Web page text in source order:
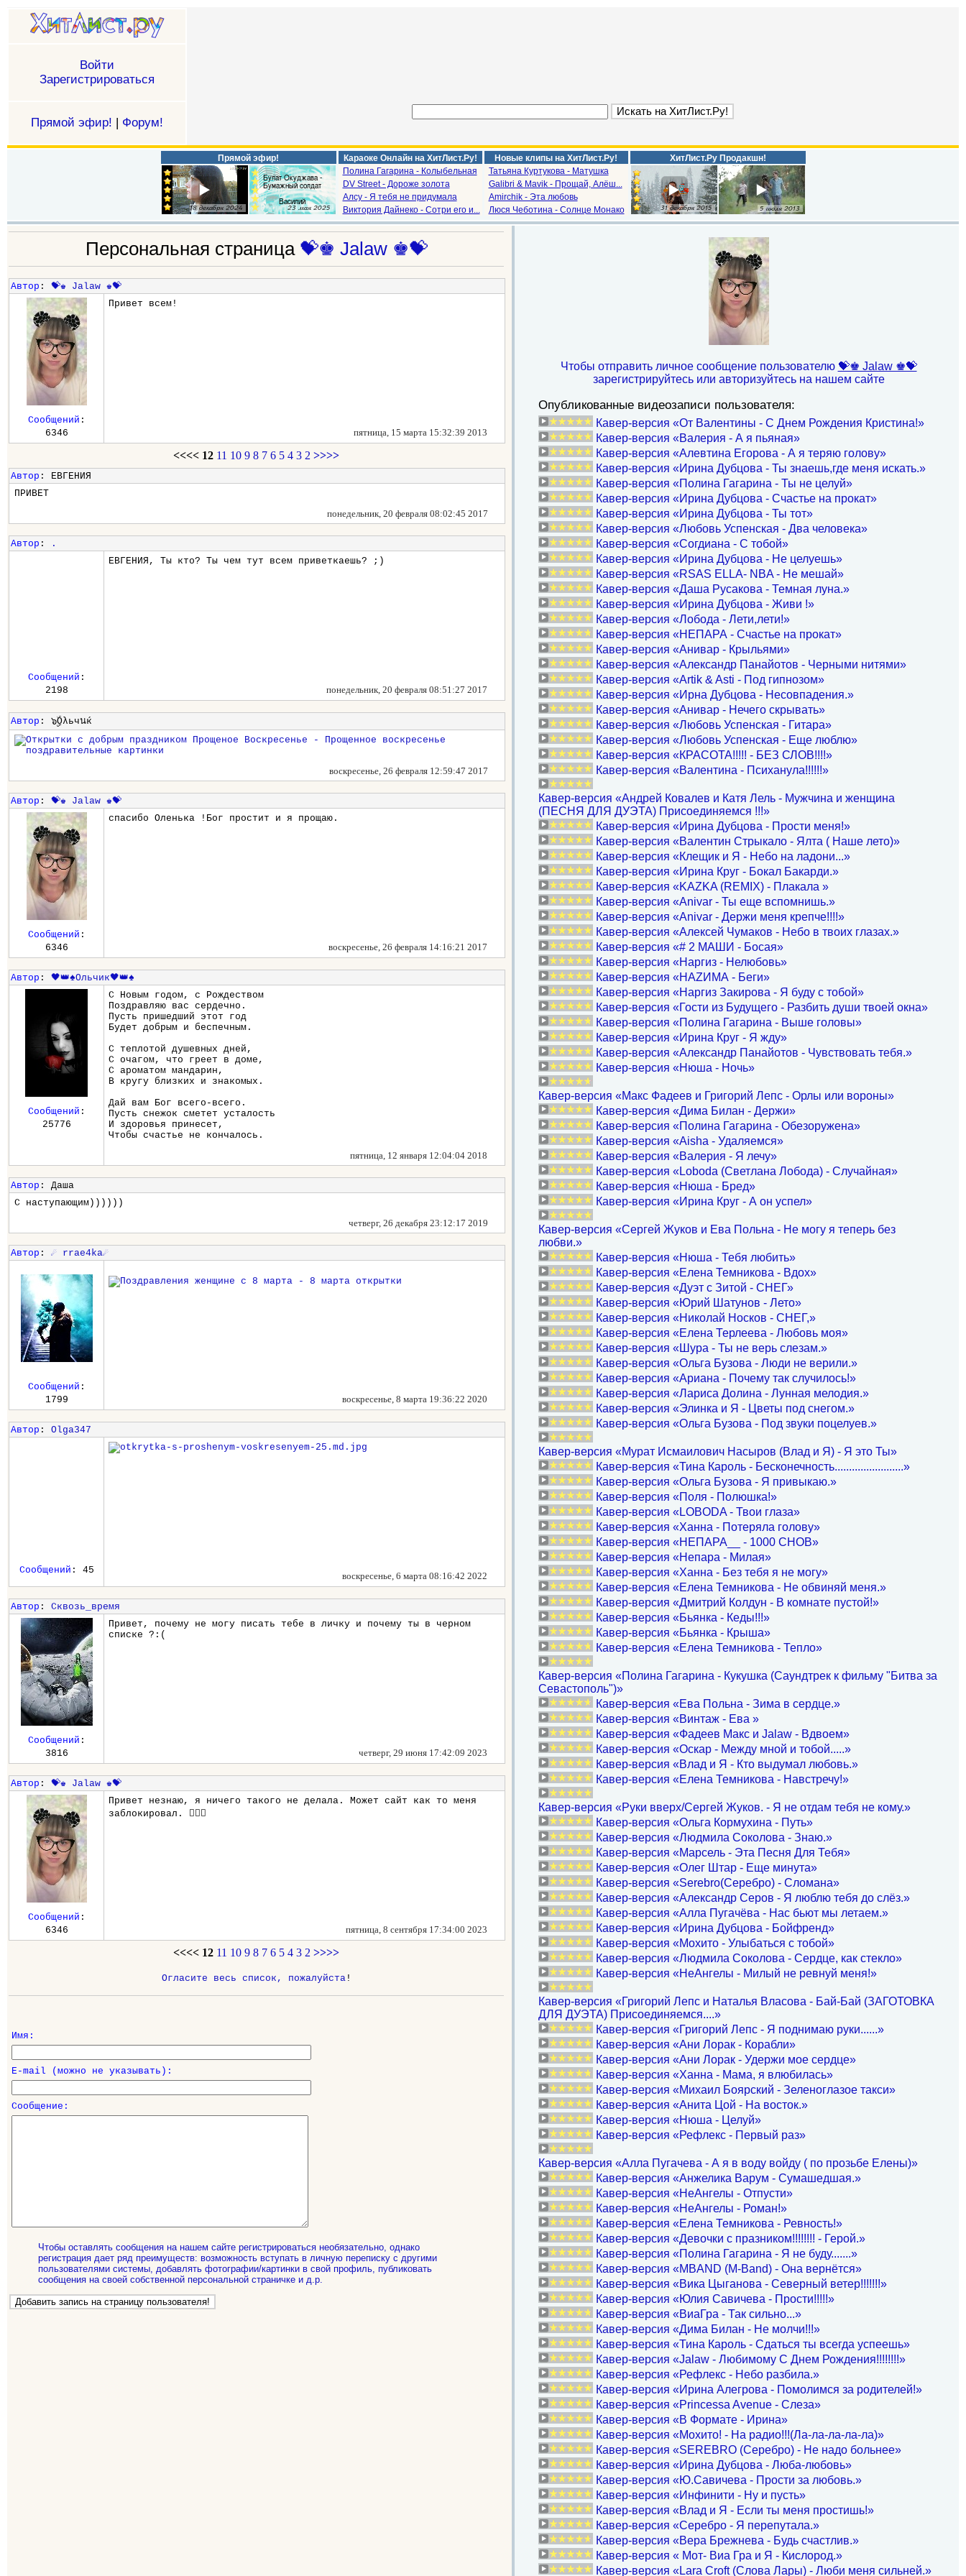
Войти
Зарегистрироваться
Прямой эфир! | Форум!
Прямой эфир!
Караоке Онлайн на ХитЛист.Ру!
Полина Гагарина - Колыбельная
DV Street - Дороже золота
Алсу - Я тебя не придумала
Виктория Дайнеко - Сотри его и...
Новые клипы на ХитЛист.Ру!
Татьяна Куртукова - Матушка
Galibri & Mavik - Прощай, Алёш...
Amirchik - Эта любовь
Люся Чеботина - Солнце Монако
ХитЛист.Ру Продакшн!
Персональная страница 💝♚ Jalaw ♚💝
Автор :💝♚ Jalaw ♚💝
Привет всем!
пятница, 15 марта 15:32:39 2013
Сообщений :
6346
<<<< 12 11 10 9 8 7 6 5 4 3 2 >>>>
Автор : ЕВГЕНИЯ
ПРИВЕТ
понедельник, 20 февраля 08:02:45 2017
Автор :
.
ЕВГЕНИЯ, Ты кто? Ты чем тут всем приветкаешь? ;)
понедельник, 20 февраля 08:51:27 2017
Сообщений :
2198
Автор : ๖ۣۣۜОλьчนќ
воскресенье, 26 февраля 12:59:47 2017
Автор :💝♚ Jalaw ♚💝
спасибо Оленька !Бог простит и я прощаю.
воскресенье, 26 февраля 14:16:21 2017
Сообщений :
6346
Автор :🖤👑♠️Ольчик🖤👑♠️
С Новым годом, с Рождеством
Поздравляю вас сердечно.
Пусть пришедший этот год
Будет добрым и беспечным.
С теплотой душевных дней,
С очагом, что греет в доме,
С ароматом мандарин,
В кругу близких и знакомых.
Дай вам Бог всего-всего.
Пусть снежок сметет усталость
И здоровья принесет,
Чтобы счастье не кончалось.
пятница, 12 января 12:04:04 2018
Сообщений :
25776
Автор : Даша
С наступающим))))))
четверг, 26 декабря 23:12:17 2019
Автор :☄ rrae4ka☄
воскресенье, 8 марта 19:36:22 2020
Сообщений :
1799
Автор :Olga347
воскресенье, 6 марта 08:16:42 2022
Сообщений : 45
Автор :Сквозь_время
Привет, почему не могу писать тебе в личку и почему ты в черном
списке ?:(
четверг, 29 июня 17:42:09 2023
Сообщений :
3816
Автор :💝♚ Jalaw ♚💝
Привет незнаю, я ничего такого не делала. Может сайт как то меня
заблокировал. 🤷🏻‍♀️
пятница, 8 сентября 17:34:00 2023
Сообщений :
6346
<<<< 12 11 10 9 8 7 6 5 4 3 2 >>>>
Огласите весь список, пожалуйста!
Имя:
E-mail (можно не указывать):
Сообщение:
Чтобы оставлять сообщения на нашем сайте регистрироваться необязательно, однако
регистрация дает ряд преимуществ: возможность вступать в личную переписку с другими
пользователями системы, добавлять фотографии/картинки в свой профиль, публиковать
сообщения на своей собственной персональной страничке и д.р.
Чтобы отправить личное сообщение пользователю 💝♚ Jalaw ♚💝
зарегистрируйтесь или авторизуйтесь на нашем сайте
Опубликованные видеозаписи пользователя:
Кавер-версия «От Валентины - C Днем Рождения Кристина!»
Кавер-версия «Валерия - А я пьяная»
Кавер-версия «Алевтина Егорова - А я теряю голову»
Кавер-версия «Ирина Дубцова - Ты знаешь,где меня искать.»
Кавер-версия «Полина Гагарина - Ты не целуй»
Кавер-версия «Ирина Дубцова - Счастье на прокат»
Кавер-версия «Ирина Дубцова - Ты тот»
Кавер-версия «Любовь Успенская - Два человека»
Кавер-версия «Согдиана - С тобой»
Кавер-версия «Ирина Дубцова - Не целуешь»
Кавер-версия «RSAS ELLA- NBA - Не мешай»
Кавер-версия «Даша Русакова - Темная луна.»
Кавер-версия «Ирина Дубцова - Живи !»
Кавер-версия «Лобода - Лети,лети!»
Кавер-версия «НЕПАРА - Счастье на прокат»
Кавер-версия «Анивар - Крыльями»
Кавер-версия «Александр Панайотов - Черными нитями»
Кавер-версия «Artik & Asti - Под гипнозом»
Кавер-версия «Ирна Дубцова - Несовпадения.»
Кавер-версия «Анивар - Нечего скрывать»
Кавер-версия «Любовь Успенская - Гитара»
Кавер-версия «Любовь Успенская - Еще люблю»
Кавер-версия «КРАСОТА!!!!! - БЕЗ СЛОВ!!!!»
Кавер-версия «Валентина - Психанула!!!!!!»
Кавер-версия «Андрей Ковалев и Катя Лель - Мужчина и женщина
(ПЕСНЯ ДЛЯ ДУЭТА) Присоединяемся !!!»
Кавер-версия «Ирина Дубцова - Прости меня!»
Кавер-версия «Валентин Стрыкало - Ялта ( Наше лето)»
Кавер-версия «Клещик и Я - Небо на ладони...»
Кавер-версия «Ирина Круг - Бокал Бакарди.»
Кавер-версия «KAZKA (REMIX) - Плакала »
Кавер-версия «Аnivar - Ты еще вспомнишь.»
Кавер-версия «Anivar - Держи меня крепче!!!!»
Кавер-версия «Алексей Чумаков - Небо в твоих глазах.»
Кавер-версия «# 2 МАШИ - Босая»
Кавер-версия «Наргиз - Нелюбовь»
Кавер-версия «НАZИМА - Беги»
Кавер-версия «Наргиз Закирова - Я буду с тобой»
Кавер-версия «Гости из Будущего - Разбить души твоей окна»
Кавер-версия «Полина Гагарина - Выше головы»
Кавер-версия «Ирина Круг - Я жду»
Кавер-версия «Александр Панайотов - Чувствовать тебя.»
Кавер-версия «Нюша - Ночь»
Кавер-версия «Макс Фадеев и Григорий Лепс - Орлы или вороны»
Кавер-версия «Дима Билан - Держи»
Кавер-версия «Полина Гагарина - Обезоружена»
Кавер-версия «Aisha - Удаляемся»
Кавер-версия «Валерия - Я лечу»
Кавер-версия «Loboda (Светлана Лобода) - Случайная»
Кавер-версия «Нюша - Бред»
Кавер-версия «Ирина Круг - А он успел»
Кавер-версия «Сергей Жуков и Ева Польна - Не могу я теперь без
любви.»
Кавер-версия «Нюша - Тебя любить»
Кавер-версия «Елена Темникова - Вдох»
Кавер-версия «Дуэт с Зитой - СНЕГ»
Кавер-версия «Юрий Шатунов - Лето»
Кавер-версия «Николай Носков - СНЕГ,»
Кавер-версия «Елена Терлеева - Любовь моя»
Кавер-версия «Шура - Ты не верь слезам.»
Кавер-версия «Ольга Бузова - Люди не верили.»
Кавер-версия «Ариана - Почему так случилось!»
Кавер-версия «Лариса Долина - Лунная мелодия.»
Кавер-версия «Элинка и Я - Цветы под снегом.»
Кавер-версия «Ольга Бузова - Под звуки поцелуев.»
Кавер-версия «Мурат Исмаилович Насыров (Влад и Я) - Я это Ты»
Кавер-версия «Тина Кароль - Бесконечность........................»
Кавер-версия «Ольга Бузова - Я привыкаю.»
Кавер-версия «Поля - Полюшка!»
Кавер-версия «LOBODA - Твои глаза»
Кавер-версия «Ханна - Потеряла голову»
Кавер-версия «НЕПАРА__ - 1000 СНОВ»
Кавер-версия «Непара - Милая»
Кавер-версия «Ханна - Без тебя я не могу»
Кавер-версия «Елена Темникова - Не обвиняй меня.»
Кавер-версия «Дмитрий Колдун - В комнате пустой!»
Кавер-версия «Бьянка - Кеды!!!»
Кавер-версия «Бьянка - Крыша»
Кавер-версия «Елена Темникова - Тепло»
Кавер-версия «Полина Гагарина - Кукушка (Саундтрек к фильму "Битва за
Севастополь")»
Кавер-версия «Ева Польна - Зима в сердце.»
Кавер-версия «Винтаж - Ева »
Кавер-версия «Фадеев Макс и Jalaw - Вдвоем»
Кавер-версия «Оскар - Между мной и тобой.....»
Кавер-версия «Влад и Я - Кто выдумал любовь.»
Кавер-версия «Елена Темникова - Навстречу!»
Кавер-версия «Руки вверх/Сергей Жуков. - Я не отдам тебя не кому.»
Кавер-версия «Ольга Кормухина - Путь»
Кавер-версия «Людмила Соколова - Знаю.»
Кавер-версия «Марсель - Эта Песня Для Тебя»
Кавер-версия «Олег Штар - Еще минута»
Кавер-версия «Serebro(Серебро) - Сломана»
Кавер-версия «Александр Серов - Я люблю тебя до слёз.»
Кавер-версия «Алла Пугачёва - Нас бьют мы летаем.»
Кавер-версия «Ирина Дубцова - Бойфренд»
Кавер-версия «Мохито - Улыбаться с тобой»
Кавер-версия «Людмила Соколова - Сердце, как стекло»
Кавер-версия «НеАнгелы - Милый не ревнуй меня!»
Кавер-версия «Григорий Лепс и Наталья Власова - Бай-Бай (ЗАГОТОВКА
ДЛЯ ДУЭТА) Присоединяемся....»
Кавер-версия «Григорий Лепс - Я поднимаю руки......»
Кавер-версия «Ани Лорак - Корабли»
Кавер-версия «Ани Лорак - Удержи мое сердце»
Кавер-версия «Ханна - Мама, я влюбилась»
Кавер-версия «Михаил Боярский - Зеленоглазое такси»
Кавер-версия «Анита Цой - На восток.»
Кавер-версия «Нюша - Целуй»
Кавер-версия «Рефлекс - Первый раз»
Кавер-версия «Алла Пугачева - А я в воду войду ( по прозьбе Елены)»
Кавер-версия «Анжелика Варум - Сумашедшая.»
Кавер-версия «НеАнгелы - Отпусти»
Кавер-версия «НеАнгелы - Роман!»
Кавер-версия «Елена Темникова - Ревность!»
Кавер-версия «Девочки с празником!!!!!!!! - Герой.»
Кавер-версия «Полина Гагарина - Я не буду.......»
Кавер-версия «MBAND (M-Band) - Она вернётся»
Кавер-версия «Вика Цыганова - Северный ветер!!!!!!!»
Кавер-версия «Юлия Савичева - Прости!!!!!»
Кавер-версия «ВиаГра - Так сильно...»
Кавер-версия «Дима Билан - Не молчи!!!»
Кавер-версия «Тина Кароль - Сдаться ты всегда успеешь»
Кавер-версия «Jalaw - Любимому С Днем Рождения!!!!!!!!»
Кавер-версия «Рефлекс - Небо разбила.»
Кавер-версия «Ирина Алегрова - Помолимся за родителей!»
Кавер-версия «Princessa Avenue - Слеза»
Кавер-версия «В Формате - Ирина»
Кавер-версия «Мохито! - На радио!!!(Ла-ла-ла-ла-ла)»
Кавер-версия «SEREBRO (Серебро) - Не надо больнее»
Кавер-версия «Ирина Дубцова - Люба-любовь»
Кавер-версия «Ю.Савичева - Прости за любовь.»
Кавер-версия «Инфинити - Ну и пусть»
Кавер-версия «Влад и Я - Если ты меня простишь!»
Кавер-версия «Серебро - Я перепутала.»
Кавер-версия «Вера Брежнева - Будь счастлив.»
Кавер-версия « Мот- Виа Гра и Я - Кислород.»
Кавер-версия «Lara Croft (Слова Лары) - Люби меня сильней.»